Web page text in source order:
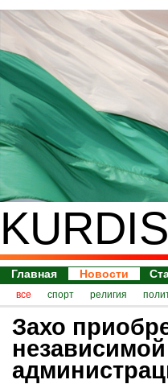
Главная Новости
все спорт религия
Захо
независимой